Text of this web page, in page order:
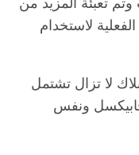
تعبئة المزيد من
لاستخدام
الأمر يعني بأن جو برو هيرو 7 بلاك لا تزال تشتمل
بدقة 12 ميجابيكسل ونفس